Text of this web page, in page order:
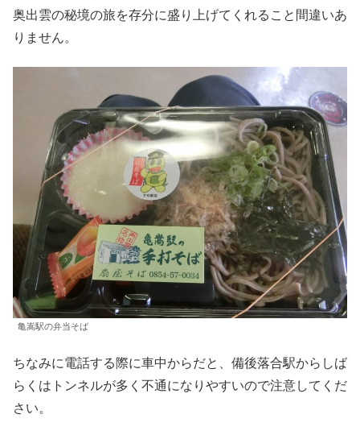
奥出雲の秘境の旅を存分に盛り上げてくれること間違いあ
りません。
亀嵩駅の弁当そば
ちなみに電話する際に車中からだと、備後落合駅からしば
らくはトンネルが多く不通になりやすいので注意してくだ
さい。